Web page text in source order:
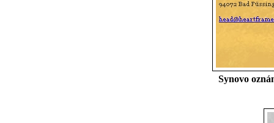
Synovo